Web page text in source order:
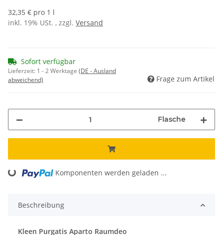
32,35 € pro 1 l
inkl. 19% USt. , zzgl. Versand
Sofort verfügbar
Lieferzeit: 1 - 2 Werktage (DE - Ausland
abweichend)
Frage zum Artikel
Flasche
Loading... Komponenten werden geladen ...
Beschreibung
Kleen Purgatis Aparto Raumdeo